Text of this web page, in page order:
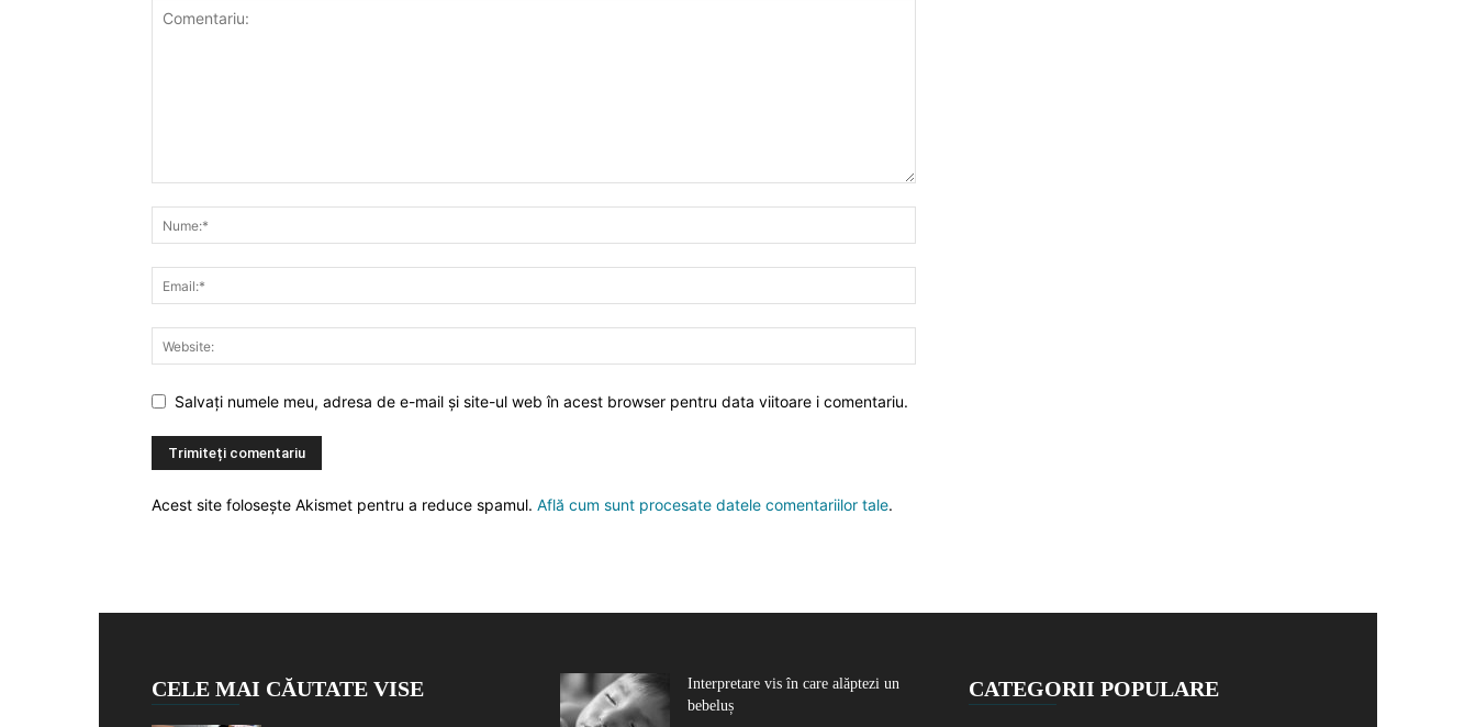
Salvați numele meu, adresa de e-mail și site-ul web în acest browser pentru data viitoare i comentariu.
Acest site folosește Akismet pentru a reduce spamul. Află cum sunt procesate datele comentariilor tale.
CELE MAI CĂUTATE VISE
Interpretare vis în care alăptezi un
bebeluș
CATEGORII POPULARE